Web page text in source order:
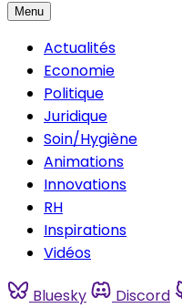
Menu
Actualités
Economie
Politique
Juridique
Soin/Hygiène
Animations
Innovations
RH
Inspirations
Vidéos
Bluesky Discord